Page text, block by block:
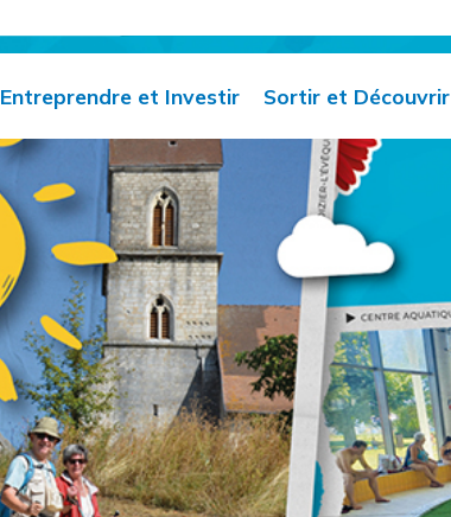
Entreprendre et Investir
Requalification des
espaces dégradés
Infrastructures
intercommunales
SEM Sud développement
Club des chefs
d'entreprises
Sortir et Découvrir
Territoire
Tourisme
Magazine
intercommunal
Multimédia